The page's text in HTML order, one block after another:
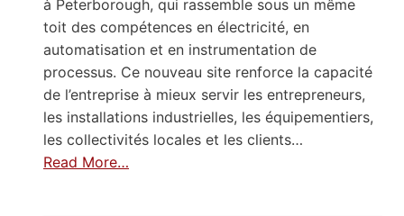
à Peterborough, qui rassemble sous un même
toit des compétences en électricité, en
automatisation et en instrumentation de
processus. Ce nouveau site renforce la capacité
de l’entreprise à mieux servir les entrepreneurs,
les installations industrielles, les équipementiers,
les collectivités locales et les clients…
Read More…